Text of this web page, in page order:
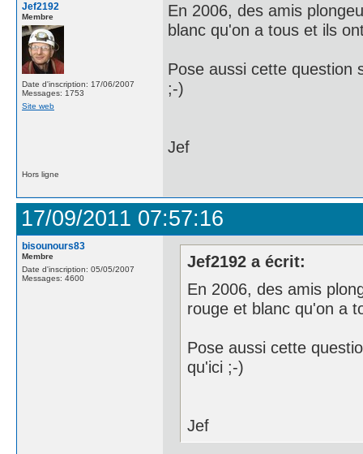
Jef2192
Membre
Date d'inscription: 17/06/2007
Messages: 1753
Site web
En 2006, des amis
blanc qu'on a tous et ils
Pose aussi cette question
;-)
Jef
Hors ligne
17/09/2011 07:57:16
bisounours83
Membre
Date d'inscription: 05/05/2007
Messages: 4600
Jef2192 a écrit:
En 2006, des amis
rouge et blanc qu'on a
Pose aussi cette
qu'ici ;-)
Jef